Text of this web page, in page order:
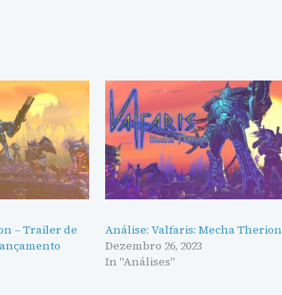
– Trailer de
Análise: Valfaris: Mecha Therion
Dezembro 26, 2023
In "Análises"